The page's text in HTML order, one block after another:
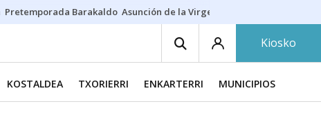
Pretemporada Barakaldo Asunción de la Virgen
Kiosko
KOSTALDEA TXORIERRI ENKARTERRI MUNICIPIOS